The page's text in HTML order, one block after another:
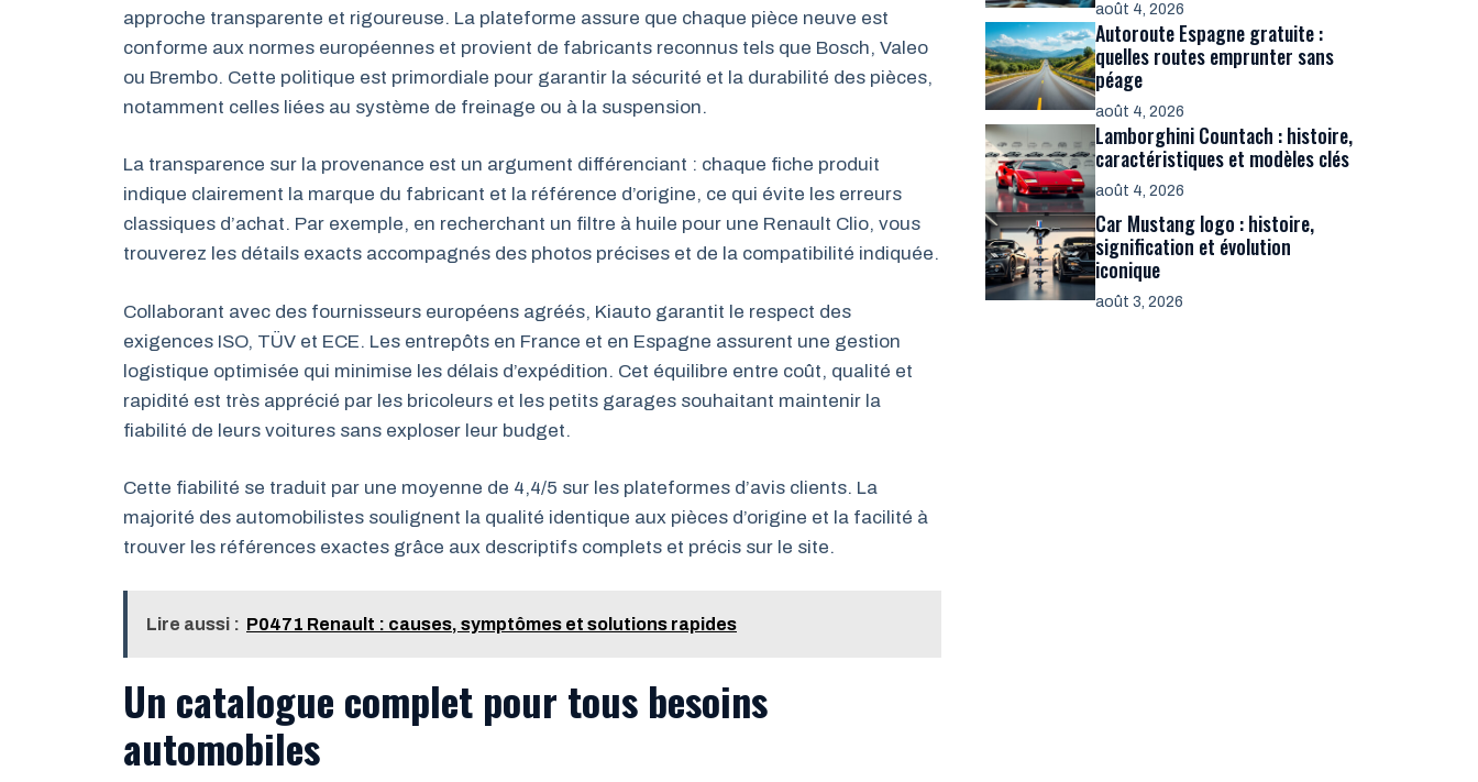
approche transparente et rigoureuse. La plateforme assure que chaque pièce neuve est
conforme aux normes européennes et provient de fabricants reconnus tels que Bosch, Valeo
ou Brembo. Cette politique est primordiale pour garantir la sécurité et la durabilité des pièces,
notamment celles liées au système de freinage ou à la suspension.
La transparence sur la provenance est un argument différenciant : chaque fiche produit
indique clairement la marque du fabricant et la référence d’origine, ce qui évite les erreurs
classiques d’achat. Par exemple, en recherchant un filtre à huile pour une Renault Clio, vous
trouverez les détails exacts accompagnés des photos précises et de la compatibilité indiquée.
Collaborant avec des fournisseurs européens agréés, Kiauto garantit le respect des
exigences ISO, TÜV et ECE. Les entrepôts en France et en Espagne assurent une gestion
logistique optimisée qui minimise les délais d’expédition. Cet équilibre entre coût, qualité et
rapidité est très apprécié par les bricoleurs et les petits garages souhaitant maintenir la
fiabilité de leurs voitures sans exploser leur budget.
Cette fiabilité se traduit par une moyenne de 4,4/5 sur les plateformes d’avis clients. La
majorité des automobilistes soulignent la qualité identique aux pièces d’origine et la facilité à
trouver les références exactes grâce aux descriptifs complets et précis sur le site.
Lire aussi : P0471 Renault : causes, symptômes et solutions rapides
Un catalogue complet pour tous besoins
automobiles
août 4, 2026
Autoroute Espagne gratuite :
quelles routes emprunter sans
péage
août 4, 2026
Lamborghini Countach : histoire,
caractéristiques et modèles clés
août 4, 2026
Car Mustang logo : histoire,
signification et évolution
iconique
août 3, 2026